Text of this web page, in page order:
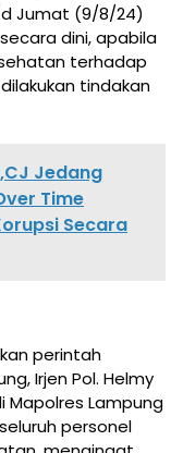
d Jumat (9/8/24)
dini, apabila
terhadap
tindakan
Jedang
Time
Secara
perintah
Irjen Pol. Helmy
Lampung
personel